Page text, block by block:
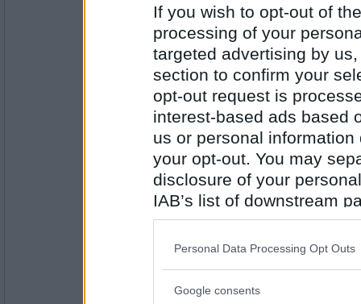
If you wish to opt-out of
processing of your
targeted advertising by
section to confirm your
opt-out request is
interest-based ads based
us or personal
your opt-out. You may
disclosure of your
IAB’s list of downstream
also be disclosed by us
Downstream Participants
Please note that this
Personal Data Processing Opt Outs
Google consents
Antal inlägg:
6418
onobond
Antal inlägg:
24323
dåvart (el vv)
Fruktskrutt